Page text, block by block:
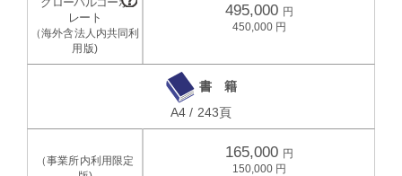
495,000
450,000
書 籍
A4 / 243頁
165,000
150,000